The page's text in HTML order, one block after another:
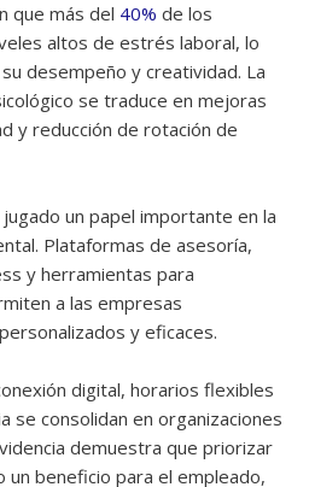
que más del 40% de los
altos de estrés laboral, lo
desempeño y creatividad. La
se traduce en mejoras
y reducción de rotación de
un papel importante en la
Plataformas de asesoría,
y herramientas para
a las empresas
y eficaces.
digital, horarios flexibles
se consolidan en organizaciones
demuestra que priorizar
un beneficio para el empleado,